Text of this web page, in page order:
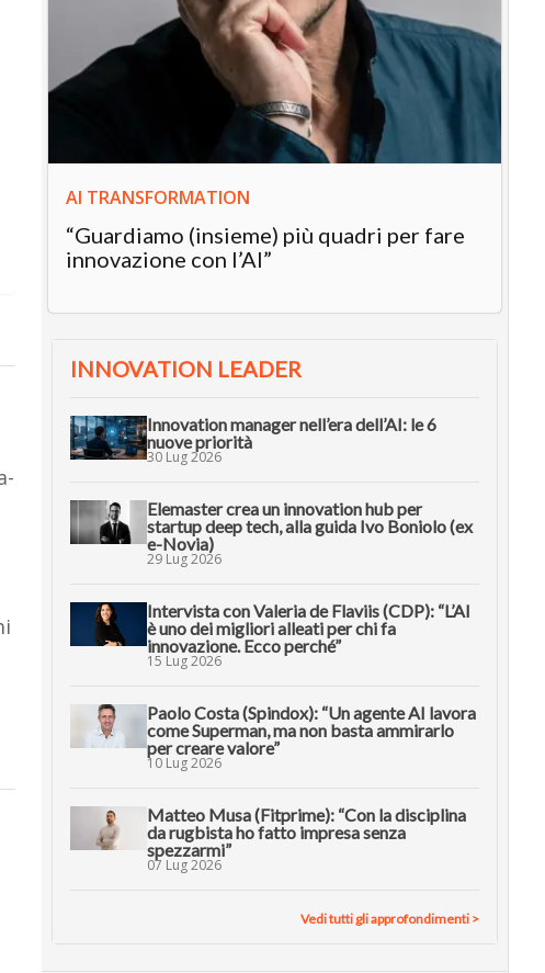
AI TRANSFORMATION
“Guardiamo (insieme) più quadri per fare
innovazione con l’AI”
INNOVATION LEADER
Innovation manager nell’era dell’AI: le 6
nuove priorità
30 Lug 2026
Elemaster crea un innovation hub per
startup deep tech, alla guida Ivo Boniolo (ex
e-Novia)
29 Lug 2026
Intervista con Valeria de Flaviis (CDP): “L’AI
è uno dei migliori alleati per chi fa
innovazione. Ecco perché”
15 Lug 2026
Paolo Costa (Spindox): “Un agente AI lavora
come Superman, ma non basta ammirarlo
per creare valore”
10 Lug 2026
Matteo Musa (Fitprime): “Con la disciplina
da rugbista ho fatto impresa senza
spezzarmi”
07 Lug 2026
Vedi tutti gli approfondimenti >